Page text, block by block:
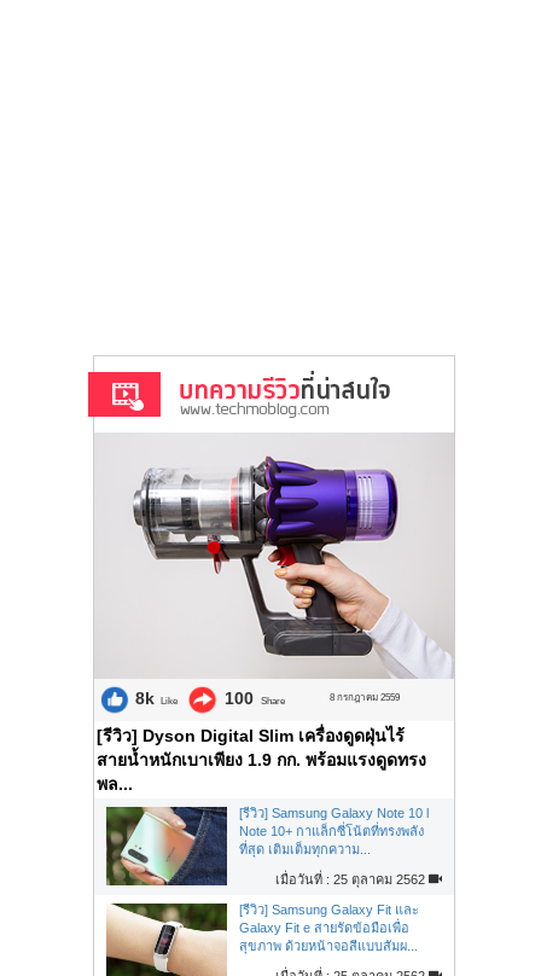
8k Like 100 Share 8 กรกฎาคม 2559
[รีวิว] Dyson Digital Slim เครื่องดูดฝุ่นไร้
สายน้ำหนักเบาเพียง 1.9 กก. พร้อมแรงดูดทรง
พล...
[รีวิว] Samsung Galaxy Note 10 l
Note 10+ กาแล็กซี่โน้ตที่ทรงพลัง
ที่สุด เติมเต็มทุกความ...
เมื่อวันที่ : 25 ตุลาคม 2562
[รีวิว] Samsung Galaxy Fit และ
Galaxy Fit e สายรัดข้อมือเพื่อ
สุขภาพ ด้วยหน้าจอสีแบบสัมผ...